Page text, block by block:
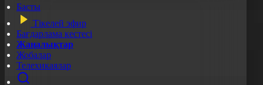
Басты
Тікелей эфир
Бағдарлама кестесі
Жаңалықтар
Жобалар
Телехикаялар